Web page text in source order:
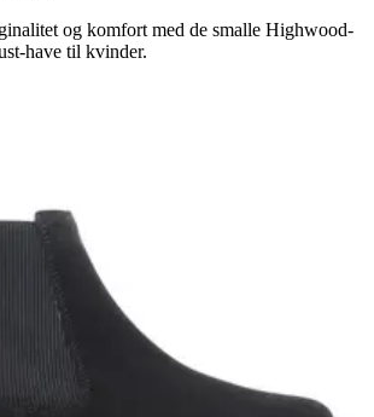
og komfort med de smalle Highwood-
have til kvinder.